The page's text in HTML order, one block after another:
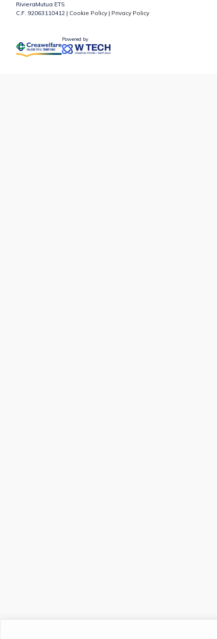
RivieraMutua ETS
C.F. 92063110412 | Cookie Policy | Privacy Policy
Powered by